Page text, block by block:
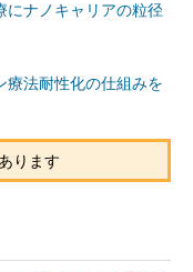
にナノキャリアの粒径
療法耐性化の仕組みを
ります